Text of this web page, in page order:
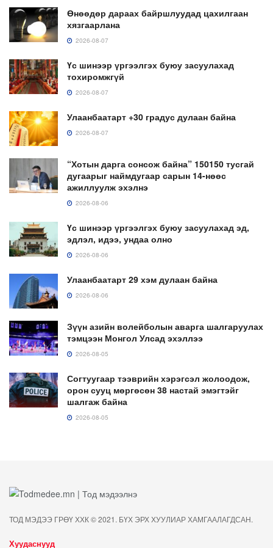
Өнөөдөр дараах байршлуудад цахилгаан
хязгаарлана
2026-08-07
Үс шинээр үргээлгэх буюу засуулахад
тохиромжгүй
2026-08-07
Улаанбаатарт +30 градус дулаан байна
2026-08-07
“Хотын дарга сонсож байна” 150150 тусгай
дугаарыг наймдугаар сарын 14-нөөс
ажиллуулж эхэлнэ
2026-08-06
Үс шинээр үргээлгэх буюу засуулахад эд,
эдлэл, идээ, ундаа олно
2026-08-06
Улаанбаатарт 29 хэм дулаан байна
2026-08-06
Зүүн азийн волейболын аварга шалгаруулах
тэмцээн Монгол Улсад эхэллээ
2026-08-05
Согтуугаар тээврийн хэрэгсэл жолоодож,
орон сууц мөргөсөн 38 настай эмэгтэйг
шалгаж байна
2026-08-05
ТОД МЭДЭЭ ГРӨҮ ХХК © 2021. БҮХ ЭРХ ХУУЛИАР ХАМГААЛАГДСАН.
Хуудаснууд